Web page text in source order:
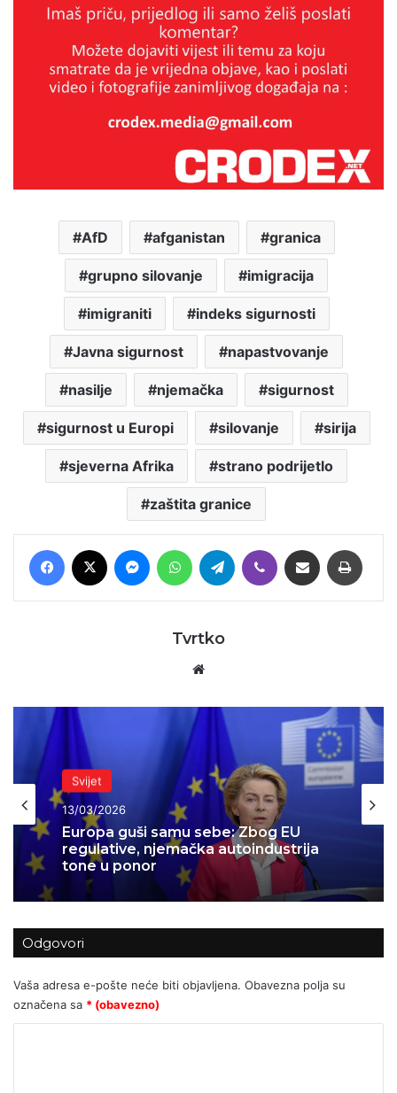
AfD afganistan granica
grupno silovanje imigracija
imigraniti indeks sigurnosti
Javna sigurnost napastvovanje
nasilje njemačka sigurnost
sigurnost u Europi silovanje sirija
sjeverna Afrika strano podrijetlo
zaštita granice
Facebook MessengerWhatsAppTelegram Viber Podijeli putem E-maila
Tvrtko
Svijet
13/03/2026
AI revolucija počela: Oracle sprema
otkaze za desetke tisuća ljudi
Odgovori
Vaša adresa e-pošte neće biti objavljena. Obavezna polja su
označena sa * (obavezno)